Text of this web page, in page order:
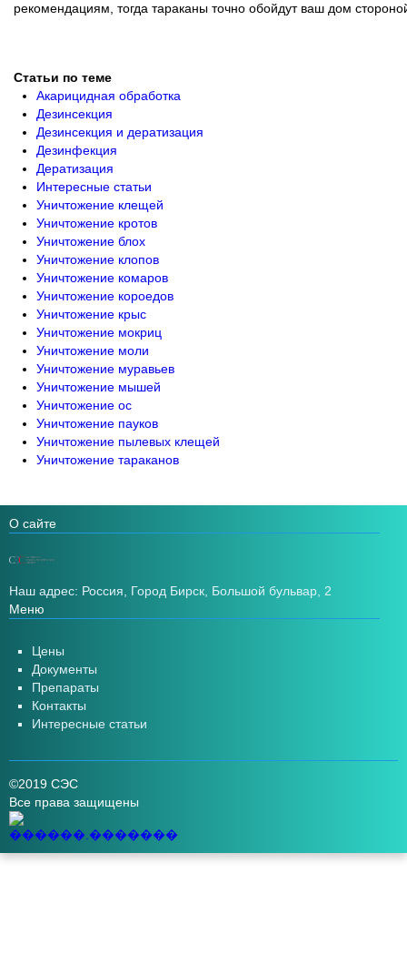
рекомендациям, тогда тараканы точно обойдут ваш дом
Статьи по теме
Акарицидная обработка
Дезинсекция
Дезинсекция и дератизация
Дезинфекция
Дератизация
Интересные статьи
Уничтожение клещей
Уничтожение кротов
Уничтожение блох
Уничтожение клопов
Уничтожение комаров
Уничтожение короедов
Уничтожение крыс
Уничтожение мокриц
Уничтожение моли
Уничтожение муравьев
Уничтожение мышей
Уничтожение ос
Уничтожение пауков
Уничтожение пылевых клещей
Уничтожение тараканов
О сайте
Наш адрес: Россия, Город Бирск, Большой бульвар, 2
Меню
Цены
Документы
Препараты
Контакты
Интересные статьи
©2019 СЭС
Все права защищены